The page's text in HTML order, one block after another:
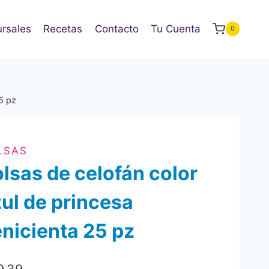
Recetas Contacto Tu Cuenta 0
pz
de celofán color
de princesa
25 pz